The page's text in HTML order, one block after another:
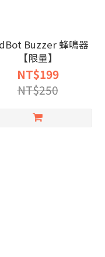
Buzzer 蜂鳴器
【限量】
NT$199
NT$250